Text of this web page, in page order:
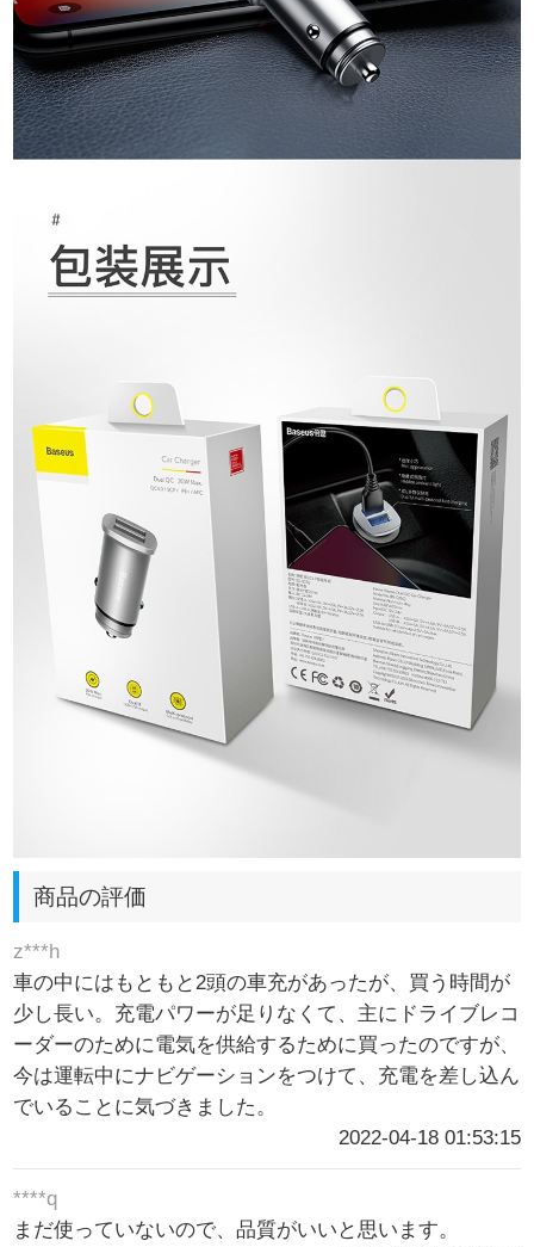
商品の評価
z***h
車の中にはもともと2頭の車充があったが、買う時間が
少し長い。充電パワーが足りなくて、主にドライブレコ
ーダーのために電気を供給するために買ったのですが、
今は運転中にナビゲーションをつけて、充電を差し込ん
でいることに気づきました。
2022-04-18 01:53:15
****q
まだ使っていないので、品質がいいと思います。